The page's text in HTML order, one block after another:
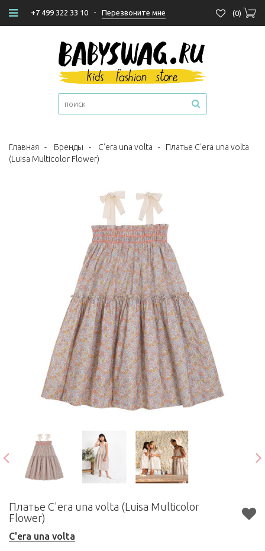
+7 499 322 33 10 - Перезвоните мне (0)
Главная - Бренды - C'era una volta - Платье C'era una volta
(Luisa Multicolor Flower)
Платье C'era una volta (Luisa Multicolor
Flower)
C'era una volta